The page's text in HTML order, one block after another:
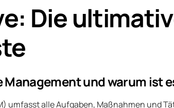
Die
Management und warum ist
umfasst alle Aufgaben, Maßnahmen und